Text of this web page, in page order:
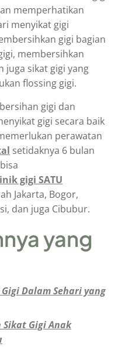
memperhatikan
menyikat gigi
gigi bagian
membersihkan
juga sikat gigi yang
flossing gigi.
gigi dan
gigi secara baik
perawatan
setidaknya 6 bulan
gigi SATU
Jakarta, Bogor,
dan juga Cibubur.
yang
Dalam Sehari yang
Gigi Anak